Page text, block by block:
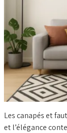
Les canapés et
et l’élégance